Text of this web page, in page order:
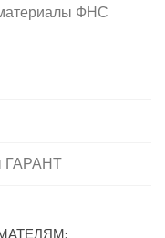
ФНС
ГАРАНТ